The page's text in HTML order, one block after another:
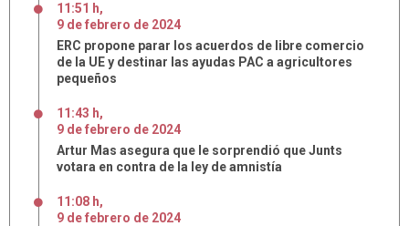
11:51 h,
9 defebrero de 2024
ERC propone parar los acuerdos de libre comercio
de la UE y destinar las ayudas PAC a agricultores
pequeños
11:43 h,
9 defebrero de 2024
Artur Mas asegura que le sorprendió que Junts
votara en contra de la ley de amnistía
11:08 h,
9 defebrero de 2024